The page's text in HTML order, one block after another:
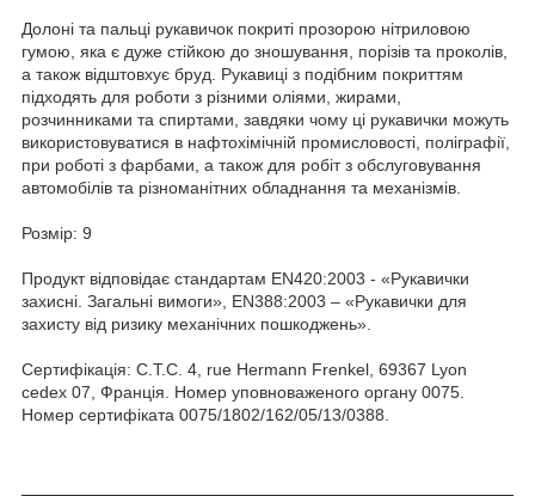
Долоні та пальці рукавичок покриті прозорою нітриловою
гумою, яка є дуже стійкою до зношування, порізів та проколів,
а також відштовхує бруд. Рукавиці з подібним покриттям
підходять для роботи з різними оліями, жирами,
розчинниками та спиртами, завдяки чому ці рукавички можуть
використовуватися в нафтохімічній промисловості, поліграфії,
при роботі з фарбами, а також для робіт з обслуговування
автомобілів та різноманітних обладнання та механізмів.
Розмір: 9
Продукт відповідає стандартам EN420:2003 - «Рукавички
захисні. Загальні вимоги», EN388:2003 – «Рукавички для
захисту від ризику механічних пошкоджень».
Сертифікація: C.T.C. 4, rue Hermann Frenkel, 69367 Lyon
cedex 07, Франція. Номер уповноваженого органу 0075.
Номер сертифіката 0075/1802/162/05/13/0388.